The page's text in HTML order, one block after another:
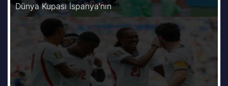
Dünya Kupası İspanya’nın